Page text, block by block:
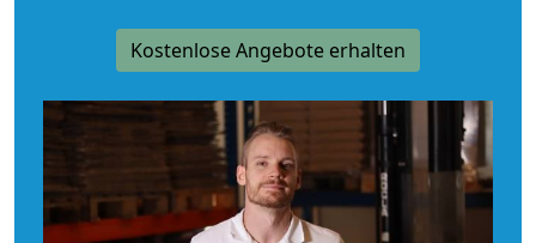
Kostenlose Angebote erhalten